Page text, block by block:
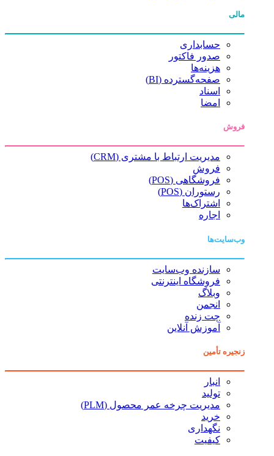
مالی
حسابداری
صدور فاکتور
هزینه‌ها
صفحه‌گسترده (BI)
اسناد
امضا
فروش
مدیریت ارتباط با مشتری (CRM)
فروش
فروشگاهی (POS)
رستوران (POS)
اشتراک‌ها
اجاره
وب‌سایت‌ها
سازنده وب‌سایت
فروشگاه اینترنتی
وبلاگ
انجمن
چت زنده
آموزش آنلاین
زنجیره تأمین
انبار
تولید
مدیریت چرخه عمر محصول (PLM)
خرید
نگهداری
کیفیت